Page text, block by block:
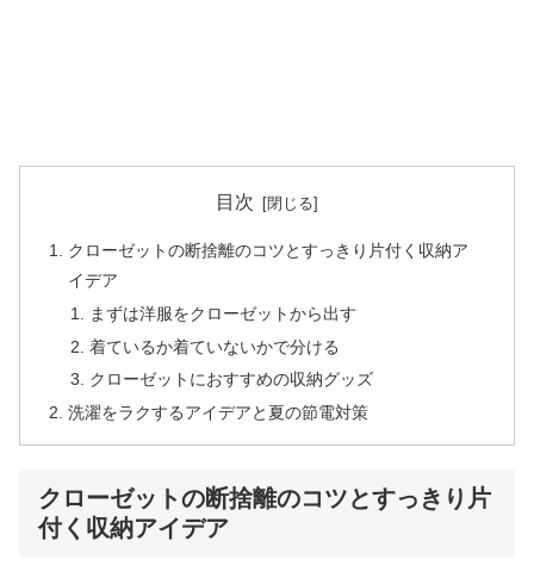
目次
クローゼットの断捨離のコツとすっきり片付く収納ア
イデア
まずは洋服をクローゼットから出す
着ているか着ていないかで分ける
クローゼットにおすすめの収納グッズ
洗濯をラクするアイデアと夏の節電対策
クローゼットの断捨離のコツとすっきり片
付く収納アイデア